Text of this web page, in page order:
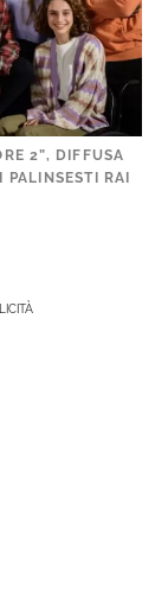
2”, DIFFUSA
PALINSESTI RAI